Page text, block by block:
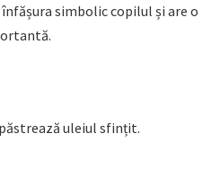
simbolic copilul și are o
uleiul sfințit.